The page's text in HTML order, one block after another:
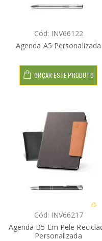
Cód: INV66122
Agenda A5 Personalizada
ORÇAR ESTE PRODUTO
Cód: INV66217
Agenda B5 Em Pele
Personalizada